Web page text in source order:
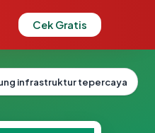
Cek Gratis
infrastruktur tepercaya